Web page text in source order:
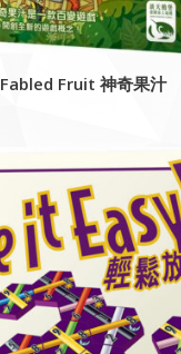
Fabled Fruit 神奇果汁